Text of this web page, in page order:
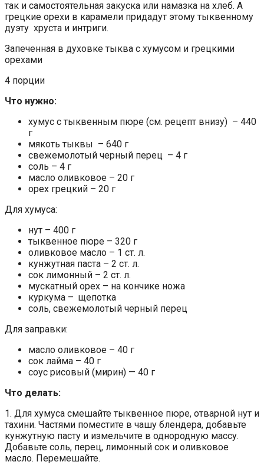
так и самостоятельная закуска или намазка на хлеб. А
грецкие орехи в карамели придадут этому тыквенному
дуэту хруста и интриги.
Запеченная в духовке тыква с хумусом и грецкими
орехами
4 порции
Что нужно:
хумус с тыквенным пюре (см. рецепт внизу) – 440
г
мякоть тыквы – 640 г
свежемолотый черный перец – 4 г
соль – 4 г
масло оливковое – 20 г
орех грецкий – 20 г
Для хумуса:
нут – 400 г
тыквенное пюре – 320 г
оливковое масло – 1 ст. л.
кунжутная паста – 2 ст. л.
сок лимонный – 2 ст. л.
мускатный орех – на кончике ножа
куркума – щепотка
соль, свежемолотый черный перец
Для заправки:
масло оливковое – 40 г
сок лайма – 40 г
соус рисовый (мирин) — 40 г
Что делать:
1. Для хумуса смешайте тыквенное пюре, отварной нут и
тахини. Частями поместите в чашу блендера, добавьте
кунжутную пасту и измельчите в однородную массу.
Добавьте соль, перец, лимонный сок и оливковое
масло. Перемешайте.